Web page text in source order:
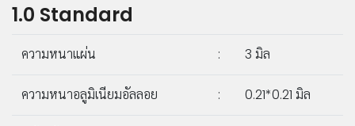
1.0 Standard
ความหนาแผ่น : 3 มิล
ความหนาอลูมิเนียมอัลลอย : 0.21*0.21 มิล